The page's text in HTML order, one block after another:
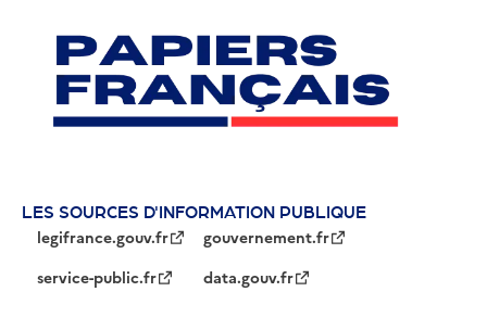
LES SOURCES D'INFORMATION PUBLIQUE
legifrance.gouv.fr
gouvernement.fr
service-public.fr
data.gouv.fr